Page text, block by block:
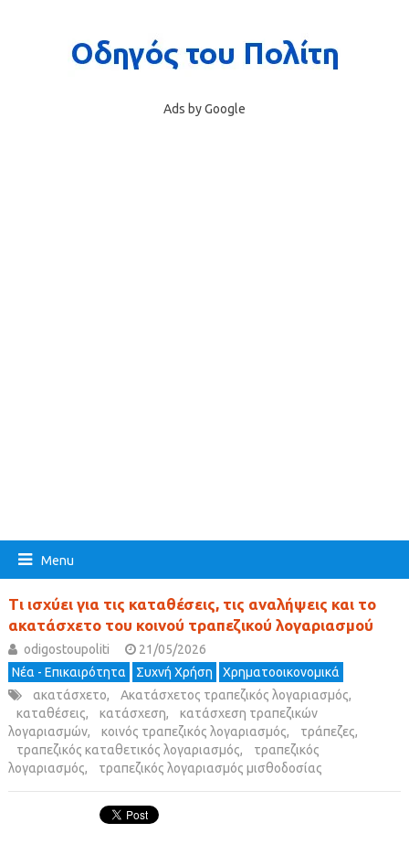
Ads by Google
Menu
Τι ισχύει για τις καταθέσεις, τις αναλήψεις και το
ακατάσχετο του κοινού τραπεζικού λογαριασμού
odigostoupoliti
21/05/2026
Νέα - Επικαιρότητα
Συχνή Χρήση
Χρηματοοικονομικά
ακατάσχετο, Ακατάσχετος τραπεζικός λογαριασμός,
καταθέσεις, κατάσχεση,
κατάσχεση τραπεζικών
λογαριασμών, κοινός τραπεζικός λογαριασμός, τράπεζες,
τραπεζικός καταθετικός λογαριασμός,
τραπεζικός
λογαριασμός, τραπεζικός λογαριασμός μισθοδοσίας